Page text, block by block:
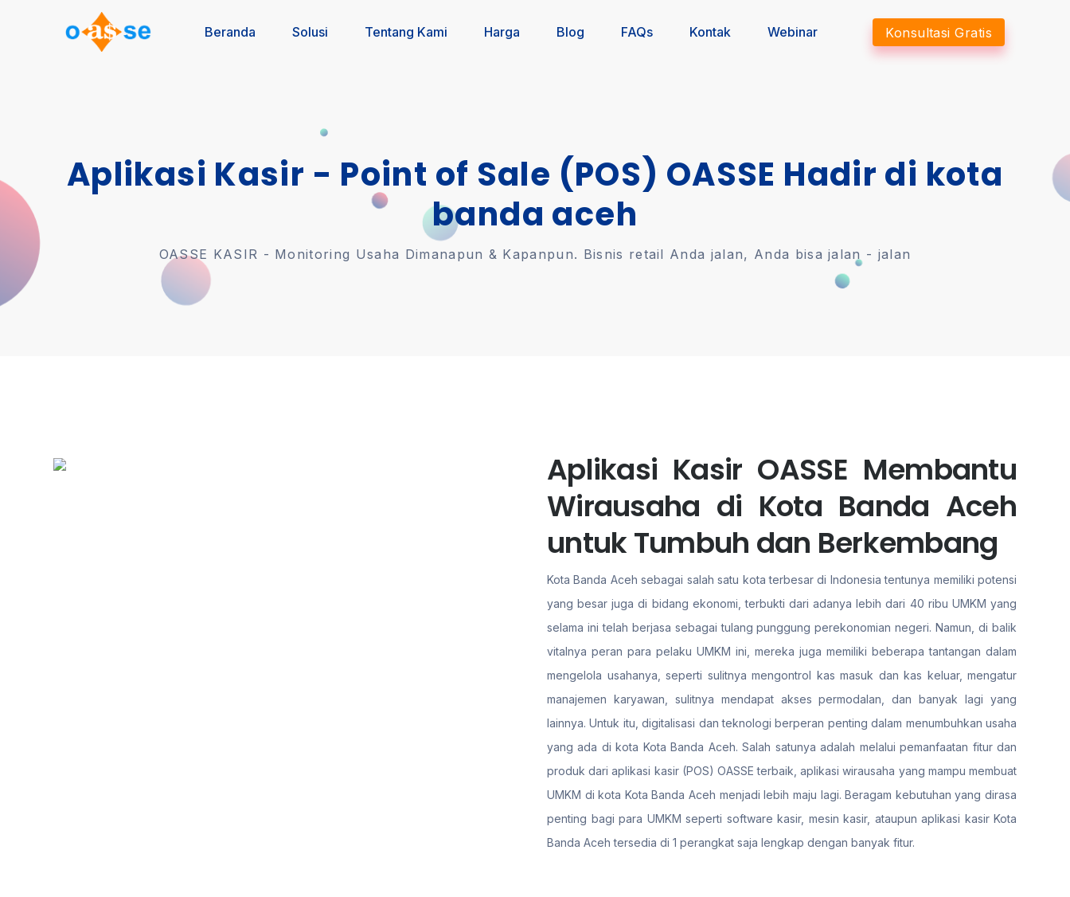
Beranda Solusi Tentang Kami Harga Blog FAQs Kontak Webinar Konsultasi Gratis
Aplikasi Kasir - Point of Sale (POS) OASSE Hadir di kota
banda aceh
OASSE KASIR - Monitoring Usaha Dimanapun & Kapanpun. Bisnis retail Anda jalan, Anda bisa jalan - jalan
Aplikasi Kasir OASSE Membantu
Wirausaha di Kota Banda Aceh
untuk Tumbuh dan Berkembang
Kota Banda Aceh sebagai salah satu kota terbesar di Indonesia tentunya memiliki potensi
yang besar juga di bidang ekonomi, terbukti dari adanya lebih dari 40 ribu UMKM yang
selama ini telah berjasa sebagai tulang punggung perekonomian negeri. Namun, di balik
vitalnya peran para pelaku UMKM ini, mereka juga memiliki beberapa tantangan dalam
mengelola usahanya, seperti sulitnya mengontrol kas masuk dan kas keluar, mengatur
manajemen karyawan, sulitnya mendapat akses permodalan, dan banyak lagi yang
lainnya. Untuk itu, digitalisasi dan teknologi berperan penting dalam menumbuhkan usaha
yang ada di kota Kota Banda Aceh. Salah satunya adalah melalui pemanfaatan fitur dan
produk dari aplikasi kasir (POS) OASSE terbaik, aplikasi wirausaha yang mampu membuat
UMKM di kota Kota Banda Aceh menjadi lebih maju lagi. Beragam kebutuhan yang dirasa
penting bagi para UMKM seperti software kasir, mesin kasir, ataupun aplikasi kasir Kota
Banda Aceh tersedia di 1 perangkat saja lengkap dengan banyak fitur.